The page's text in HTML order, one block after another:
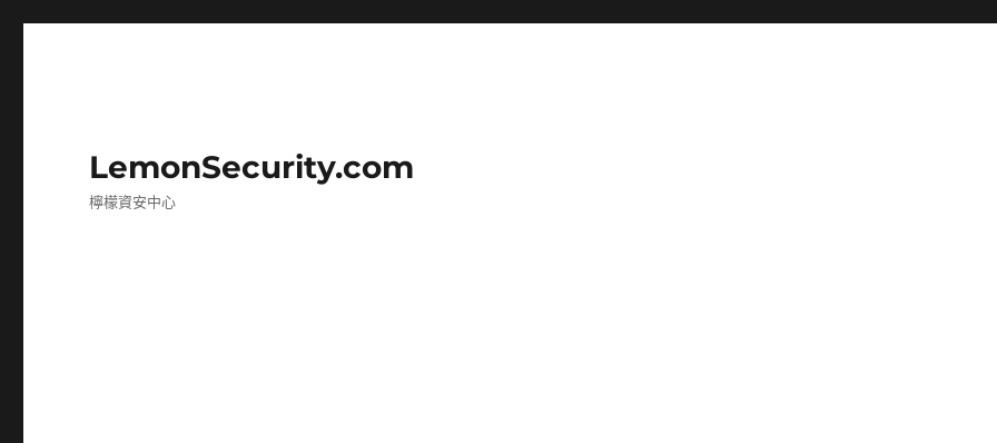
LemonSecurity.com
檸檬資安中心